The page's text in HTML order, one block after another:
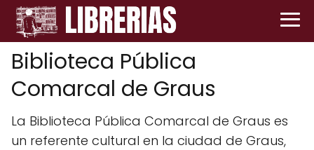
Biblioteca Pública
Comarcal de Graus
La Biblioteca Pública Comarcal de Graus es
un referente cultural en la ciudad de Graus,